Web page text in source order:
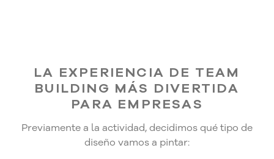
LA EXPERIENCIA DE TEAM
BUILDING MÁS DIVERTIDA
PARA EMPRESAS
Previamente a la actividad, decidimos qué tipo de
diseño vamos a pintar: